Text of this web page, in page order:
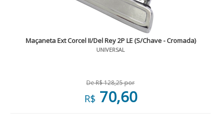
Maçaneta Ext Corcel II/Del Rey 2P LE (S/Chave - Cromada)
UNIVERSAL
De R$ 128,25 por
R$ 70,60